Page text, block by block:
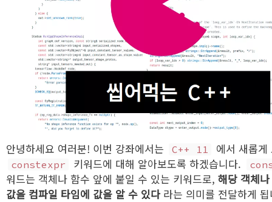
안녕하세요 여러분! 이번 강좌에서는 C++ 11 에서 새롭게
constexpr 키워드에 대해 알아보도록 하겠습니다.
워드는 객체나 함수 앞에 붙일 수 있는 키워드로, 해당 객체
값을 컴파일 타임에 값을 알 수 있다 라는 의미를 전달하게